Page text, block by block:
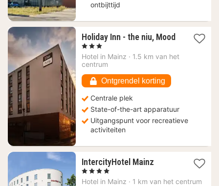
ontbijttijd
Holiday Inn - the niu, Mood
1
nacht
vanaf
€
, 3 Sterren
Hotel in Mainz · 1.5 km van het
centrum
Ontgrendel korting
Centrale plek
State-of-the-art apparatuur
Uitgangspunt voor recreatieve
activiteiten
IntercityHotel Mainz1
vanaf
, 4 Sterren
Hotel in Mainz · 1 km van het centrum